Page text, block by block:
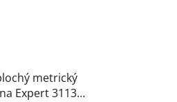
metrický
Expert 3113